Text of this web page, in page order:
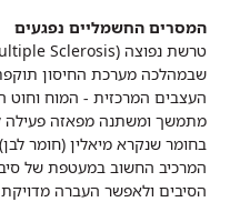
המסרים החשמליים נפגעים
שבמהלכה מערכת החיסון
העצבים המרכזית - המוח וחוט
מתמשך ומשתנה מפאזה פעילה
בחומר שנקרא מיאלין (חומר
המרכיב החשוב במעטפת של
הסיבים ולאפשר העברה